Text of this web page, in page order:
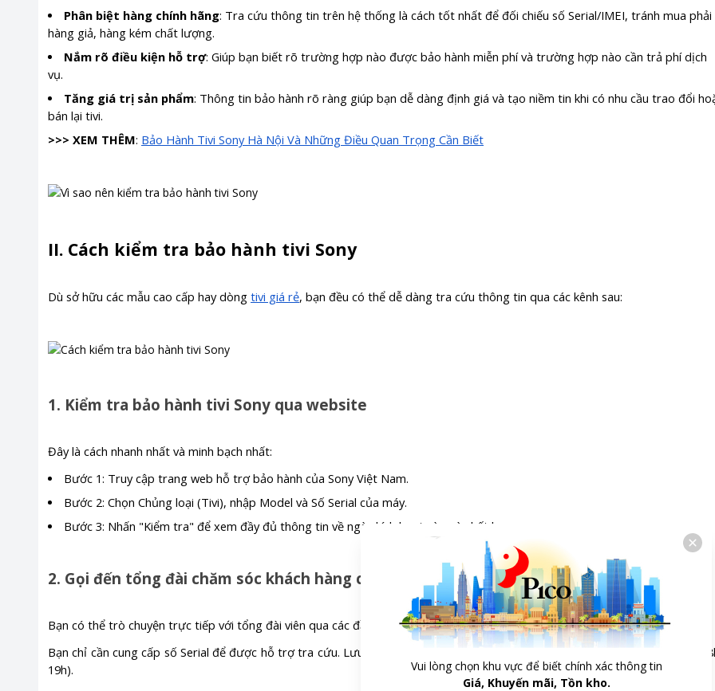
Phân biệt hàng chính hãng: Tra cứu thông tin trên hệ thống là cách tốt nhất để đối chiếu số Serial/IMEI, tránh mua phải
hàng giả, hàng kém chất lượng.
Nắm rõ điều kiện hỗ trợ: Giúp bạn biết rõ trường hợp nào được bảo hành miễn phí và trường hợp nào cần trả phí dịch
vụ.
Tăng giá trị sản phẩm: Thông tin bảo hành rõ ràng giúp bạn dễ dàng định giá và tạo niềm tin khi có nhu cầu trao đổi
bán lại tivi.
>>> XEM THÊM: Bảo Hành Tivi Sony Hà Nội Và Những Điều Quan Trọng Cần Biết
II. Cách kiểm tra bảo hành tivi Sony
Dù sở hữu các mẫu cao cấp hay dòng tivi giá rẻ, bạn đều có thể dễ dàng tra cứu thông tin qua các kênh sau:
1. Kiểm tra bảo hành tivi Sony qua website
Đây là cách nhanh nhất và minh bạch nhất:
Bước 1: Truy cập trang web hỗ trợ bảo hành của Sony Việt Nam.
Bước 2: Chọn Chủng loại (Tivi), nhập Model và Số Serial của máy.
Bước 3: Nhấn "Kiểm tra" để xem đầy đủ thông tin về ngày kích hoạt và ngày hết hạn.
2. Gọi đến tổng đài chăm sóc khách hàng của Sony
Bạn có thể trò chuyện trực tiếp với tổng đài viên qua các đầu số: 1800 588 885 (miễn phí) hoặc 1900 561 561 (2.000đ/phút).
Bạn chỉ cần cung cấp số Serial để được hỗ trợ tra cứu. Lưu ý thời gian làm việc: Thứ 2 - Thứ 6 (8h-20h), Thứ 7 - Chủ Nhật
19h).
Vui lòng chọn khu vực để biết chính xác thông tin
Giá, Khuyến mãi, Tồn kho.